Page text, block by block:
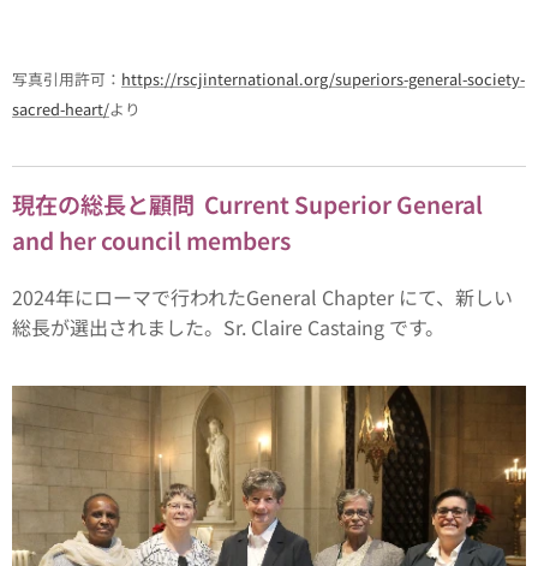
写真引用許可： https://rscjinternational.org/superiors-general-society-
sacred-heart/より
現在の総長と顧問 Current Superior General
and her council members
2024年にローマで行われたGeneral Chapter にて、新しい
総長が選出されました。Sr. Claire Castaing です。